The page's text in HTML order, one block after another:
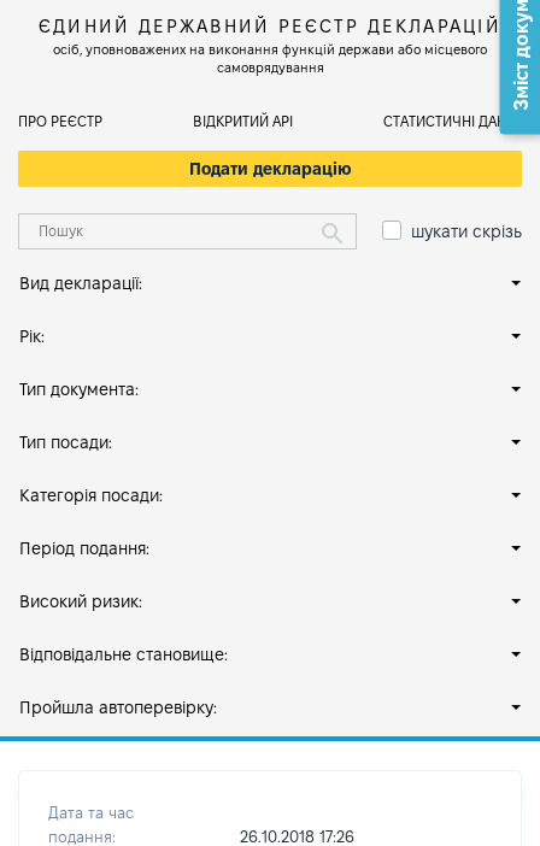
ЄДИНИЙ ДЕРЖАВНИЙ РЕЄСТР ДЕКЛАРАЦІЙ
осіб, уповноважених на виконання функцій держави або місцевого
самоврядування
ПРО РЕЄСТР ВІДКРИТИЙ АРІ СТАТИСТИЧНІ ДАНІ
Подати декларацію
шукати скрізь
Вид декларації:
Рік:
Тип документа:
Тип посади:
Категорія посади:
Період подання:
Високий ризик:
Відповідальне становище:
Пройшла автоперевірку:
Дата та час
подання:
26.10.2018 17:26
Зміст документа